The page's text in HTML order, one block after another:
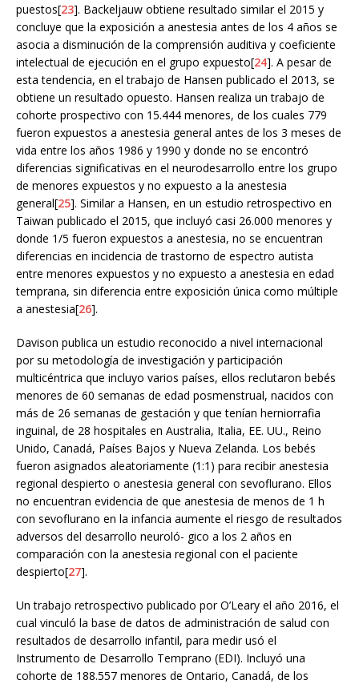
puestos[23]. Backeljauw obtiene resultado similar el 2015 y
concluye que la exposición a anestesia antes de los 4 años se
asocia a disminución de la comprensión auditiva y coeficiente
intelectual de ejecución en el grupo expuesto[24]. A pesar de
esta tendencia, en el trabajo de Hansen publicado el 2013, se
obtiene un resultado opuesto. Hansen realiza un trabajo de
cohorte prospectivo con 15.444 menores, de los cuales 779
fueron expuestos a anestesia general antes de los 3 meses de
vida entre los años 1986 y 1990 y donde no se encontró
diferencias significativas en el neurodesarrollo entre los grupo
de menores expuestos y no expuesto a la anestesia
general[25]. Similar a Hansen, en un estudio retrospectivo en
Taiwan publicado el 2015, que incluyó casi 26.000 menores y
donde 1/5 fueron expuestos a anestesia, no se encuentran
diferencias en incidencia de trastorno de espectro autista
entre menores expuestos y no expuesto a anestesia en edad
temprana, sin diferencia entre exposición única como múltiple
a anestesia[26].
Davison publica un estudio reconocido a nivel internacional
por su metodología de investigación y participación
multicéntrica que incluyo varios países, ellos reclutaron bebés
menores de 60 semanas de edad posmenstrual, nacidos con
más de 26 semanas de gestación y que tenían herniorrafia
inguinal, de 28 hospitales en Australia, Italia, EE. UU., Reino
Unido, Canadá, Países Bajos y Nueva Zelanda. Los bebés
fueron asignados aleatoriamente (1:1) para recibir anestesia
regional despierto o anestesia general con sevoflurano. Ellos
no encuentran evidencia de que anestesia de menos de 1 h
con sevoflurano en la infancia aumente el riesgo de resultados
adversos del desarrollo neuroló- gico a los 2 años en
comparación con la anestesia regional con el paciente
despierto[27].
Un trabajo retrospectivo publicado por O’Leary el año 2016, el
cual vinculó la base de datos de administración de salud con
resultados de desarrollo infantil, para medir usó el
Instrumento de Desarrollo Temprano (EDI). Incluyó una
cohorte de 188.557 menores de Ontario, Canadá, de los